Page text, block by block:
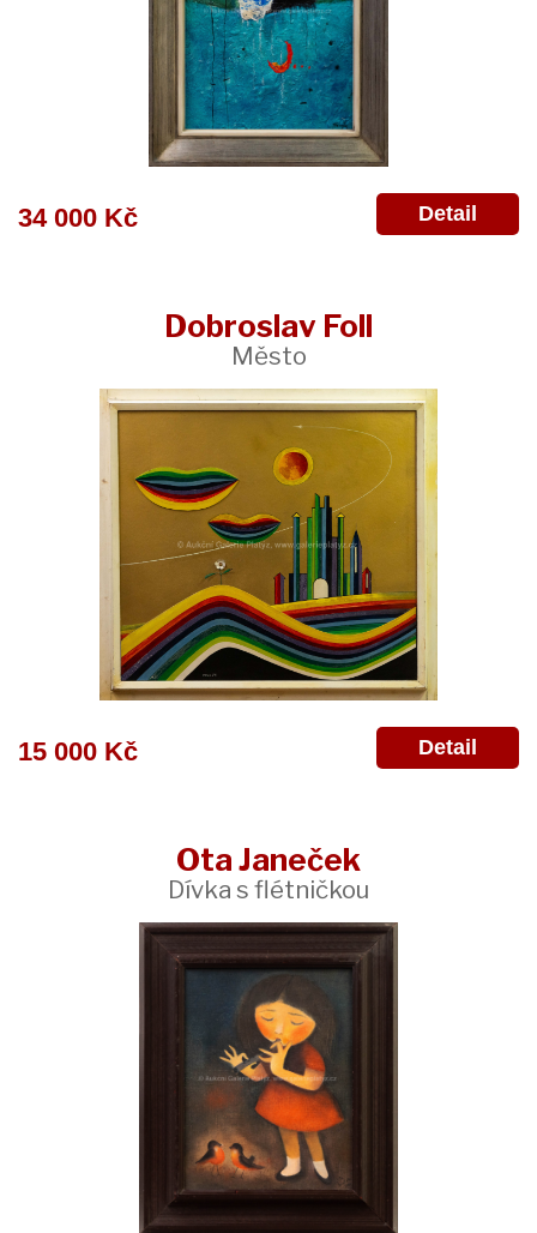
34 000 Kč Detail
Dobroslav Foll
Město
15 000 Kč Detail
Ota Janeček
Dívka s flétničkou